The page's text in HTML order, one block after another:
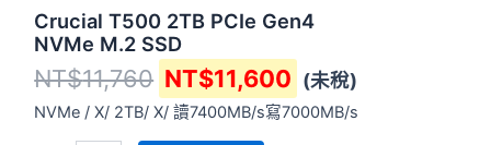
Crucial T500 2TB PCIe Gen4
NVMe M.2 SSD
NT$11,760 NT$11,600 (未稅)
NVMe / X/ 2TB/ X/ 讀7400MB/s寫7000MB/s
數
量